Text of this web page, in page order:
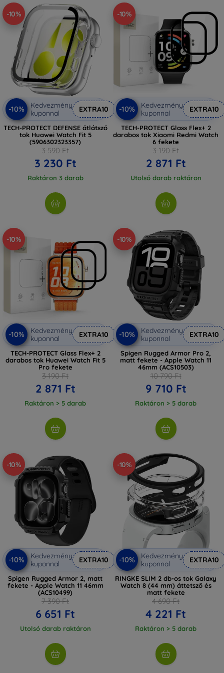
-10%
-10%
Kedvezmény
kuponnal
EXTRA10
TECH-PROTECT DEFENSE átlátszó
tok Huawei Watch Fit 5
(5906302323357)
3 590 Ft
3 230 Ft
Raktáron 3 darab
-10%
-10%
Kedvezmény
kuponnal
EXTRA10
TECH-PROTECT Glass Flex+ 2
darabos tok Xiaomi Redmi Watch
6 fekete
3 190 Ft
2 871 Ft
Utolsó darab raktáron
-10%
-10%
Kedvezmény
kuponnal
EXTRA10
TECH-PROTECT Glass Flex+ 2
darabos tok Huawei Watch Fit 5
Pro fekete
3 190 Ft
2 871 Ft
Raktáron > 5 darab
-10%
-10%
Kedvezmény
kuponnal
EXTRA10
Spigen Rugged Armor Pro 2,
matt fekete - Apple Watch 11
46mm (ACS10503)
10 790 Ft
9 710 Ft
Raktáron > 5 darab
-10%
-10%
Kedvezmény
kuponnal
EXTRA10
Spigen Rugged Armor 2, matt
fekete - Apple Watch 11 46mm
(ACS10499)
7 390 Ft
6 651 Ft
Utolsó darab raktáron
-10%
-10%
Kedvezmény
kuponnal
EXTRA10
RINGKE SLIM 2 db-os tok Galaxy
Watch 8 (44 mm) áttetsző és
matt fekete
4 690 Ft
4 221 Ft
Raktáron > 5 darab